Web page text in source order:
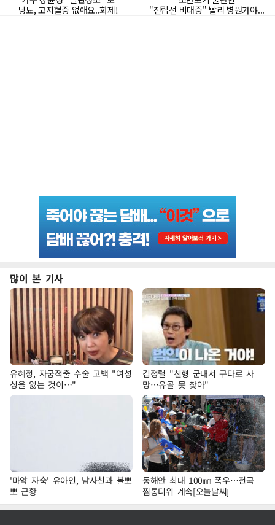
많이 본 기사
유혜정, 자궁적출 수술 고백 "여성
성을 잃는 것이…"
김정렬 "친형 군대서 구타로 사
망…유골 못 찾아"
'마약 자숙' 유아인, 남사친과 볼뽀
뽀 근황
동해안 최대 100㎜ 폭우…전국
찜통더위 계속[오늘날씨]